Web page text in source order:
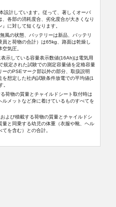
設計しています。従って、著しくオーバ
各部の消耗度合、劣化度合が大きくなり
に対して短くなります。
風の状態、バッテリーは新品、バッテリ
員と荷物の合計）は65kg、路面は乾燥し
気圧。
示している容量表示数値(16Ah)は電気用
規定された試験での測定容量値を定格容量
のPSEマーク部以外の部分、取扱説明
想定した社内試験条件放電での平均値(1
。
荷物の質量とチャイルドシート取付時は
ルメットなど身に着けているものすべてを
よび積載する荷物の質量とチャイルドシ
量と同乗する幼児の体重（衣服や靴、ヘル
を含む）との合計。